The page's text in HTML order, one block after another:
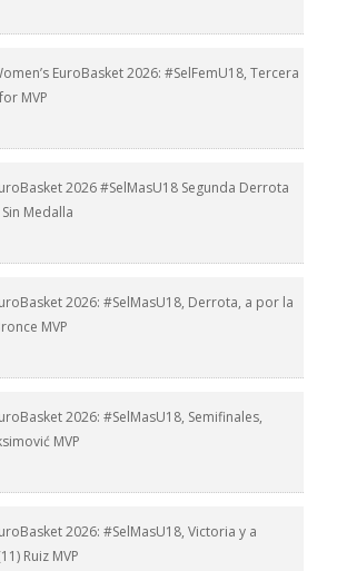
EuroBasket 2026: #SelFemU18, Tercera
MVP
2026 #SelMasU18 Segunda Derrota
Medalla
2026: #SelMasU18, Derrota, a por la
MVP
2026: #SelMasU18, Semifinales,
MVP
2026: #SelMasU18, Victoria y a
Ruiz MVP